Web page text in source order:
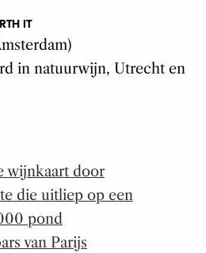
IT
in natuurwijn, Utrecht en
wijnkaart door
die uitliep op een
pond
van Parijs